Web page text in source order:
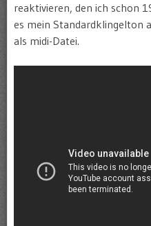
reaktivieren, den ich schon
es mein Standardklingelton
als midi-Datei.